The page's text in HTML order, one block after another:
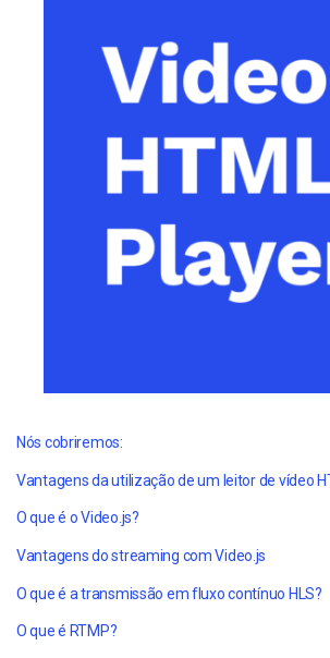
Nós cobriremos:
O que é o Video.js?
Vantagens do streaming com Video.js
O que é a transmissão em fluxo contínuo HLS?
O que é RTMP?